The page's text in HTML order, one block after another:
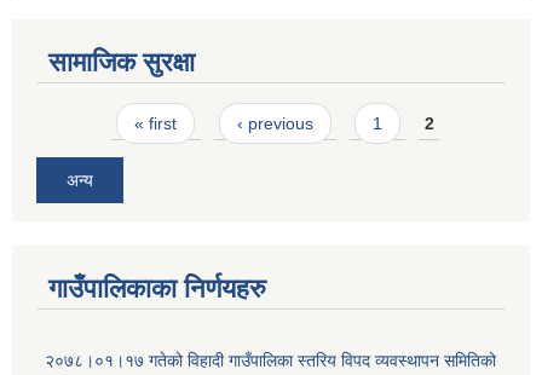
सामाजिक सुरक्षा
Pages« first ‹ previous 1 2
अन्य
गाउँपालिकाका निर्णयहरु
२०७८।०१।१७ गतेको विहादी गाउँपालिका स्तरिय विपद व्यवस्थापन समितिको